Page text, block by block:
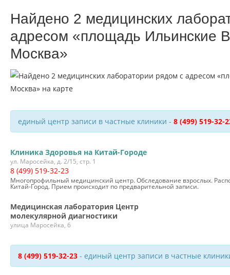
Найдено 2 медицинских
адресом «площадь Ильинские
Москва»
единый центр записи в частные клиники - 8 (499) 519-32-
Клиника Здоровья на Китай-Городе
ул. Маросейка, д. 2/15, стр. 1
8 (499) 519-32-23
Многопрофильный медицинский центр. Обследование взрослых.
Китай-Город. Прием происходит по предварительной записи.
Медицинская лаборатория Центр
молекулярной диагностики
улица Маросейка, 6
8 (499) 519-32-23 - единый центр записи в частные